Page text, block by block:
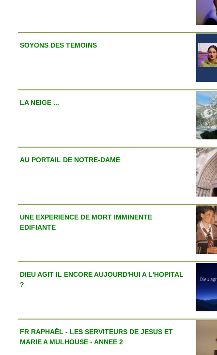
SOYONS DES TEMOINS
LA NEIGE ...
AU PORTAIL DE NOTRE-DAME
UNE EXPERIENCE DE MORT IMMINENTE
EDIFIANTE
DIEU AGIT IL ENCORE AUJOURD'HUI A L'HOPITAL
?
FR RAPHAËL - LES SERVITEURS DE JESUS ET
MARIE A MULHOUSE - ANNEE 2